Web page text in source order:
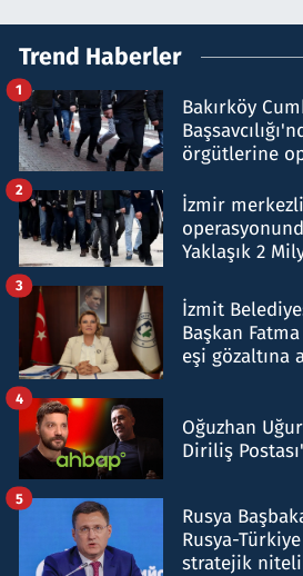
Trend Haberler
Bakırköy
örgütlerine
1
İzmir
Yaklaşık 2
2
İzmit
Başkan
eşi gözaltına
3
Oğuzhan
Diriliş
4
Rusya
Rusya-
stratejik
5